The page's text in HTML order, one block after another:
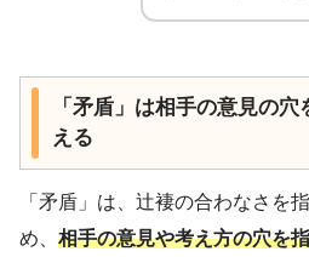
「矛盾」は相手の意見の
える
「矛盾」は、辻褄の合わなさを
め、 相手の意見や考え方の穴を